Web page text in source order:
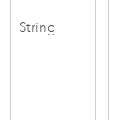
String